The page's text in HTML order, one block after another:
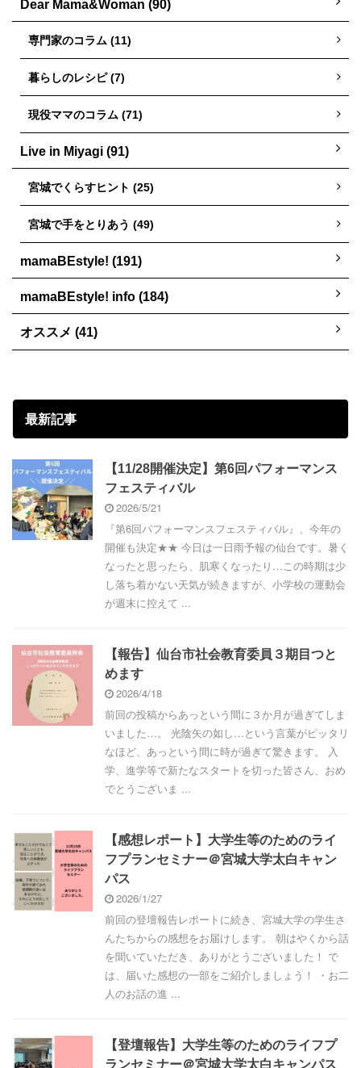
Dear Mama&Woman (90)
専門家のコラム (11)
暮らしのレシピ (7)
現役ママのコラム (71)
Live in Miyagi (91)
宮城でくらすヒント (25)
宮城で手をとりあう (49)
mamaBEstyle! (191)
mamaBEstyle! info (184)
オススメ (41)
最新記事
【11/28開催決定】第6回パフォーマンス
フェスティバル
2026/5/21
『第6回パフォーマンスフェスティバル』、今年の
開催も決定★★ 今日は一日雨予報の仙台です。暑く
なったと思ったら、肌寒くなったり…この時期は少
し落ち着かない天気が続きますが、小学校の運動会
が週末に控えて ...
【報告】仙台市社会教育委員３期目つと
めます
2026/4/18
前回の投稿からあっという間に３か月が過ぎてしま
いました…。 光陰矢の如し…という言葉がピッタリ
なほど、あっという間に時が過ぎて驚きます。 入
学、進学等で新たなスタートを切った皆さん、おめ
でとうございま ...
【感想レポート】大学生等のためのライ
フプランセミナー＠宮城大学太白キャン
パス
2026/1/27
前回の登壇報告レポートに続き、宮城大学の学生さ
んたちからの感想をお届けします。 朝はやくから話
を聞いていただき、ありがとうございました！ で
は、届いた感想の一部をご紹介しましょう！ ・お二
人のお話の進 ...
【登壇報告】大学生等のためのライフプ
ランセミナー＠宮城大学太白キャンパス